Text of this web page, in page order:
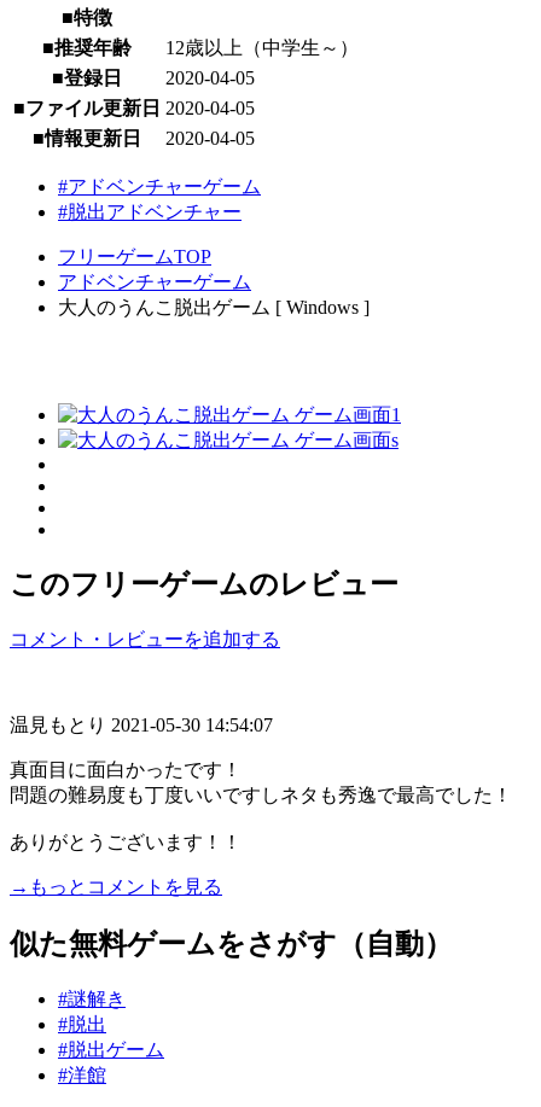
■特徴
■推奨年齢
12歳以上（中学生～）
■登録日
2020-04-05
■ファイル更新日 2020-04-05
■情報更新日
2020-04-05
#アドベンチャーゲーム
#脱出アドベンチャー
フリーゲームTOP
アドベンチャーゲーム
大人のうんこ脱出ゲーム [ Windows ]
このフリーゲームのレビュー
コメント・レビューを追加する
温見もとり 2021-05-30 14:54:07
真面目に面白かったです！
問題の難易度も丁度いいですしネタも秀逸で最高でした！
ありがとうございます！！
→もっとコメントを見る
似た無料ゲームをさがす（自動）
#謎解き
#脱出
#脱出ゲーム
#洋館